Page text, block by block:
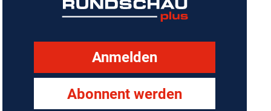
Anmelden
Abonnent werden